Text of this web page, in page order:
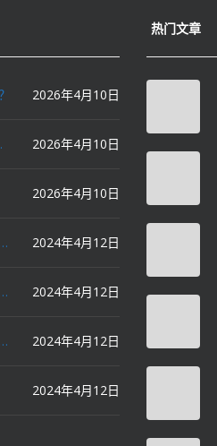
2026年4月10日
区别？ 2026年4月10日
2026年4月10日
免费论文查重、免费查重、免费论文降重、免费降重、智能降重、一键降重、降低AIGC写作率、AI写论文，这些名词你了解吗？ 2024年4月12日
论文查重与免费降重，怎么选？看这里就对了！ 2024年4月12日
论文查重免费查重，论文降重免费降重，机器降重，人工降重，降低AIGC写作率，ai写论文，都要选论文狗和paperdog以及文思慧达！ 2024年4月12日
2024年4月12日
热门文章